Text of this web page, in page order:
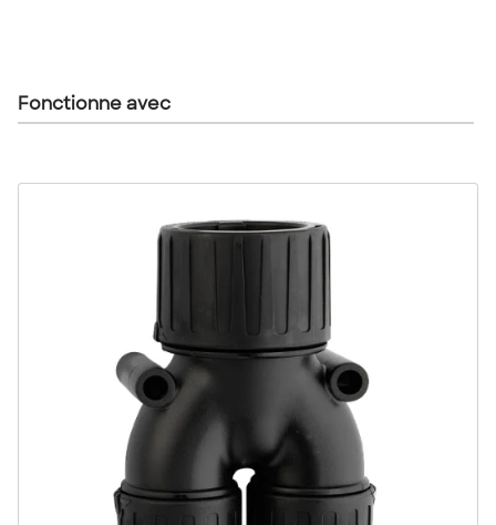
Fonctionne avec